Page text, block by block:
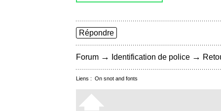
Répondre
Forum → Identification de police →
Liens : On snot and fonts